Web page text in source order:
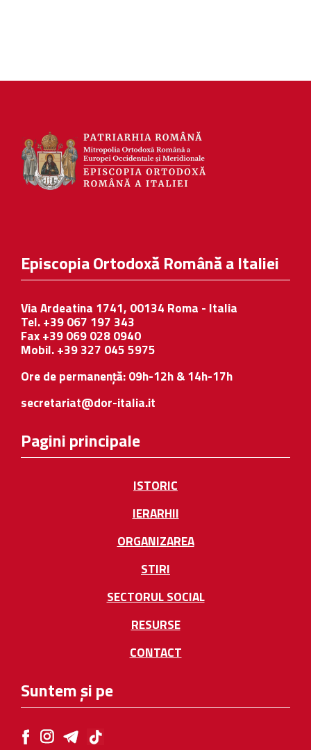
Episcopia Ortodoxă Română a Italiei
Via Ardeatina 1741, 00134 Roma - Italia
Tel. +39 067 197 343
Fax +39 069 028 0940
Mobil. +39 327 045 5975
Ore de permanență: 09h-12h & 14h-17h
secretariat@dor-italia.it
Pagini principale
ISTORIC
IERARHII
ORGANIZAREA
STIRI
SECTORUL SOCIAL
RESURSE
CONTACT
Suntem și pe